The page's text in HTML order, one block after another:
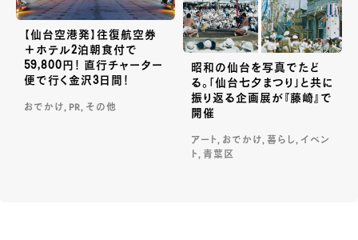
【仙台空港発】往復航空券
＋ホテル2泊朝食付で
59,800円！ 直行チャーター
便で行く金沢3日間！
おでかけ, PR, その他
昭和の仙台を写真でたど
る。「仙台七夕まつり」と共に
振り返る企画展が『藤崎』で
開催
アート, おでかけ, 暮らし, イベン
ト, 青葉区